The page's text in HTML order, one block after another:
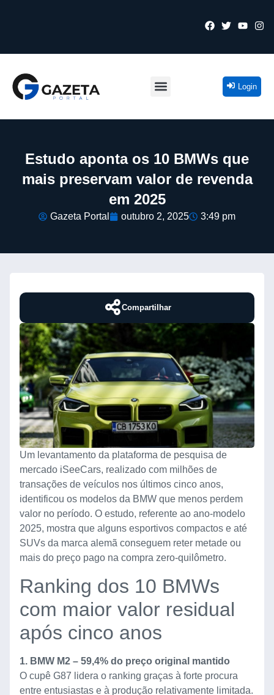
Login
Estudo aponta os 10 BMWs que
mais preservam valor de revenda
em 2025
Gazeta Portal outubro 2, 2025 3:49 pm
Compartilhar
Um levantamento da plataforma de pesquisa de
mercado iSeeCars, realizado com milhões de
transações de veículos nos últimos cinco anos,
identificou os modelos da BMW que menos perdem
valor no período. O estudo, referente ao ano-modelo
2025, mostra que alguns esportivos compactos e até
SUVs da marca alemã conseguem reter metade ou
mais do preço pago na compra zero-quilômetro.
Ranking dos 10 BMWs
com maior valor residual
após cinco anos
1. BMW M2 – 59,4% do preço original mantido
O cupê G87 lidera o ranking graças à forte procura
entre entusiastas e à produção relativamente limitada.